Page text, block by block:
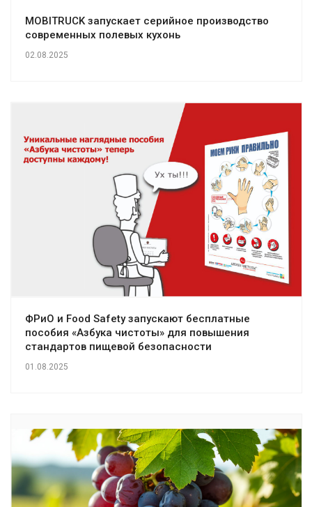
MOBITRUCK запускает серийное производство
современных полевых кухонь
02.08.2025
ФРиО и Food Safety запускают бесплатные
пособия «Азбука чистоты» для повышения
стандартов пищевой безопасности
01.08.2025